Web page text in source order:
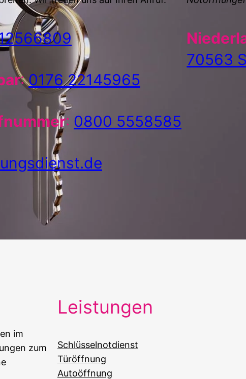
:0176 22145965
: 0800 5558585
70563
im
zum
Leistungen
Schlüsselnotdienst
Türöffnung
Autoöffnung